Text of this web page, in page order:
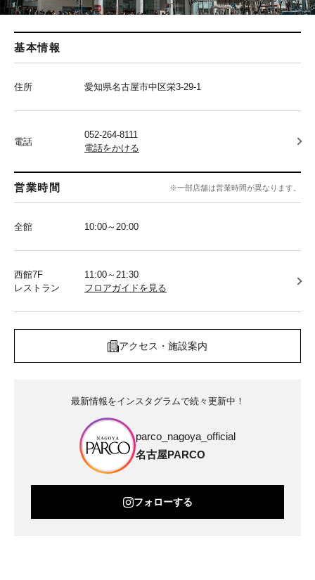
基本情報
住所 愛知県名古屋市中区栄3-29-1
電話
052-264-8111
電話をかける
営業時間 ※一部店舗は営業時間が異なります。
全館 10:00～20:00
西館7F
レストラン
11:00～21:30
フロアガイドを見る
アクセス・施設案内
最新情報をインスタグラムで続々更新中！
parco_nagoya_official
名古屋PARCO
フォローする